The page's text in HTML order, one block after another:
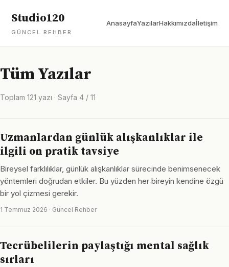
Studio120
GÜNCEL REHBER
AnasayfaYazılarHakkımızdaİletişim
Tüm Yazılar
Toplam 121 yazı · Sayfa 4 / 11
Uzmanlardan günlük alışkanlıklar ile
ilgili on pratik tavsiye
Bireysel farklılıklar, günlük alışkanlıklar sürecinde benimsenecek
yöntemleri doğrudan etkiler. Bu yüzden her bireyin kendine özgü
bir yol çizmesi gerekir.
1 Temmuz 2026 · Güncel Rehber
Tecrübelilerin paylaştığı mental sağlık
sırları